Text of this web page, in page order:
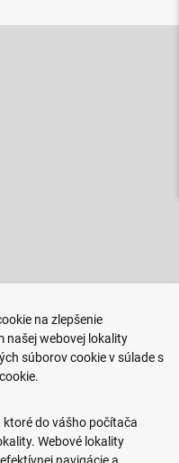
na zlepšenie
našej webovej lokality
súborov cookie v súlade s
ktoré do vášho počítača
Webové lokality
navigácie a